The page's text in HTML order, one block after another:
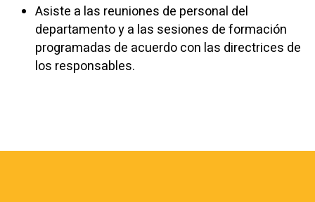
Asiste a las reuniones de personal del
departamento y a las sesiones de formación
programadas de acuerdo con las directrices de
los responsables.